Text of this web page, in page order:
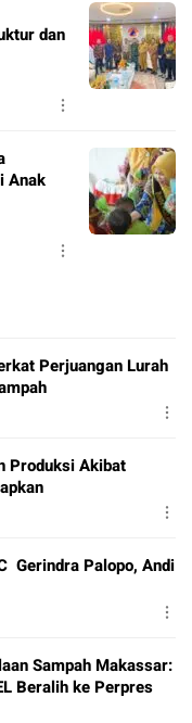
dan
Anak
Perjuangan Lurah
Produksi Akibat
Gerindra Palopo, Andi
Sampah Makassar:
Beralih ke Perpres